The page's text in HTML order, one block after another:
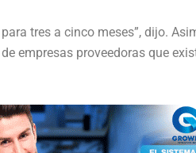
tres a cinco meses”, dijo.
empresas proveedoras que